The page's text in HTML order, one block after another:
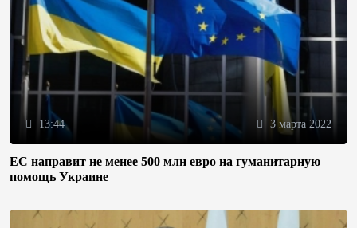
13:44 3 марта 2022
ЕС направит не менее 500 млн евро на гуманитарную
помощь Украине